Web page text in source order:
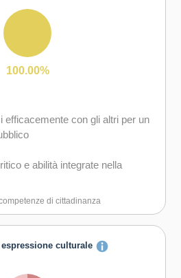
e negoziare efficacemente con
e lungimiranti
altri e valorizzare le loro idee, di
100.00%
efficacemente con gli altri per un
e abilità integrate nella
di cittadinanza
culturale